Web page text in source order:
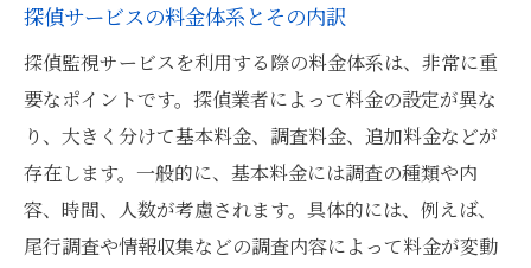
探偵サービスの料金体系とその内訳
探偵監視サービスを利用する際の料金体系は、非常に重
要なポイントです。探偵業者によって料金の設定が異な
り、大きく分けて基本料金、調査料金、追加料金などが
存在します。一般的に、基本料金には調査の種類や内
容、時間、人数が考慮されます。具体的には、例えば、
尾行調査や情報収集などの調査内容によって料金が変動